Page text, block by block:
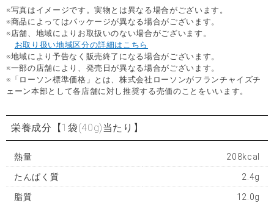
※写真はイメージです。実物とは異なる場合がございます。
※商品によってはパッケージが異なる場合がございます。
※店舗、地域によりお取扱いのない場合がございます。
お取り扱い地域区分の詳細はこちら
※地域により予告なく販売終了になる場合がございます。
※一部の店舗により、発売日が異なる場合がございます。
※「ローソン標準価格」とは、株式会社ローソンがフランチャイズチ
ェーン本部として各店舗に対し推奨する売価のことをいいます。
栄養成分 【1袋(40g)当たり】
熱量 208kcal
たんぱく質 2.4g
脂質 12.0g